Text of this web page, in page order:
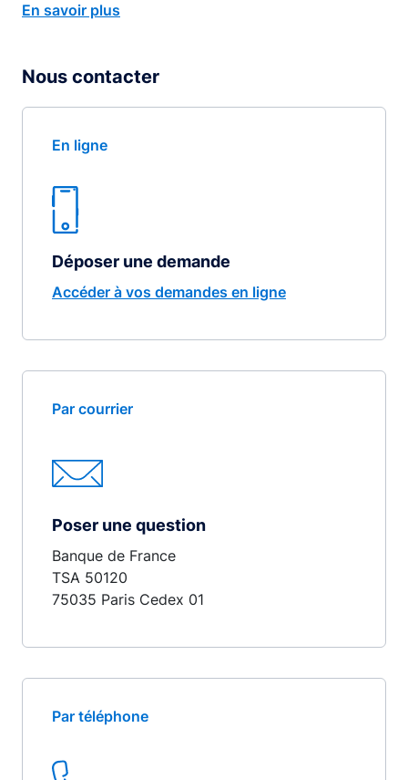
En savoir plus
Nous contacter
En ligne
Déposer une demande
Accéder à vos demandes en ligne
Par courrier
Poser une question
Banque de France
TSA 50120
75035 Paris Cedex 01
Par téléphone